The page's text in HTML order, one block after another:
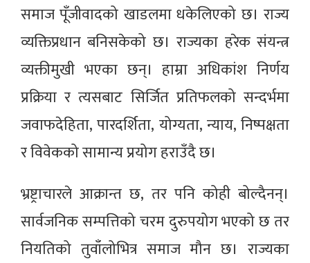
समाज पूँजीवादको खाडलमा धकेलिएको छ। राज्य
व्यक्तिप्रधान बनिसकेको छ। राज्यका हरेक संयन्त्र
व्यक्तीमुखी भएका छन्। हाम्रा अधिकांश निर्णय
प्रक्रिया र त्यसबाट सिर्जित प्रतिफलको सन्दर्भमा
जवाफदेहिता, पारदर्शिता, योग्यता, न्याय, निष्पक्षता
र विवेकको सामान्य प्रयोग हराउँदै छ।
भ्रष्ट्राचारले आक्रान्त छ, तर पनि कोही बोल्दैनन्।
सार्वजनिक सम्पत्तिको चरम दुरुपयोग भएको छ तर
नियतिको तुवाँलोभित्र समाज मौन छ। राज्यका